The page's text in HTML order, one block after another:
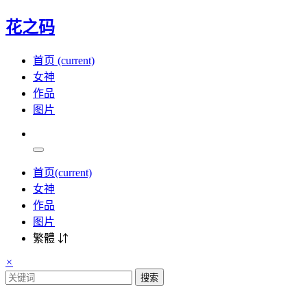
花之码
首页 (current)
女神
作品
图片
首页(current)
女神
作品
图片
繁體 ⇵
×
搜索